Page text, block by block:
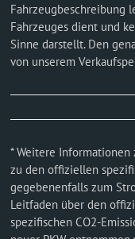
Fahrzeugbeschreibung
Fahrzeuges dient und
Sinne darstellt. Den
von unserem
* Weitere
zu den offiziellen
gegebenenfalls zum
Leitfaden über den
spezifischen CO2-